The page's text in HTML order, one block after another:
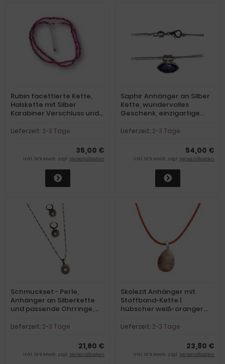
Rubin facettierte Kette,
Halskette mit Silber
Karabiner Verschluss und
Edelstein Rubinkette rot
Lieferzeit: 2-3 Tage
35,00 €
inkl. 19 % MwSt. zzgl. Versandkosten
Saphir Anhänger an Silber
Kette, wundervolles
Geschenk, einzigartige
Edelstein
Lieferzeit: 2-3 Tage
54,00 €
inkl. 19 % MwSt. zzgl. Versandkosten
Schmuckset - Perle,
Anhänger an Silberkette
und passende Ohrringe,
Valentinstag, Geburtstag
Lieferzeit: 2-3 Tage
21,60 €
inkl. 19 % MwSt. zzgl. Versandkosten
Skolezit Anhänger mit
Stoffband-Kette |
hübscher weiß-oranger
Maserung | mit 925 Silber
Lieferzeit: 2-3 Tage
23,80 €
inkl. 19 % MwSt. zzgl. Versandkosten